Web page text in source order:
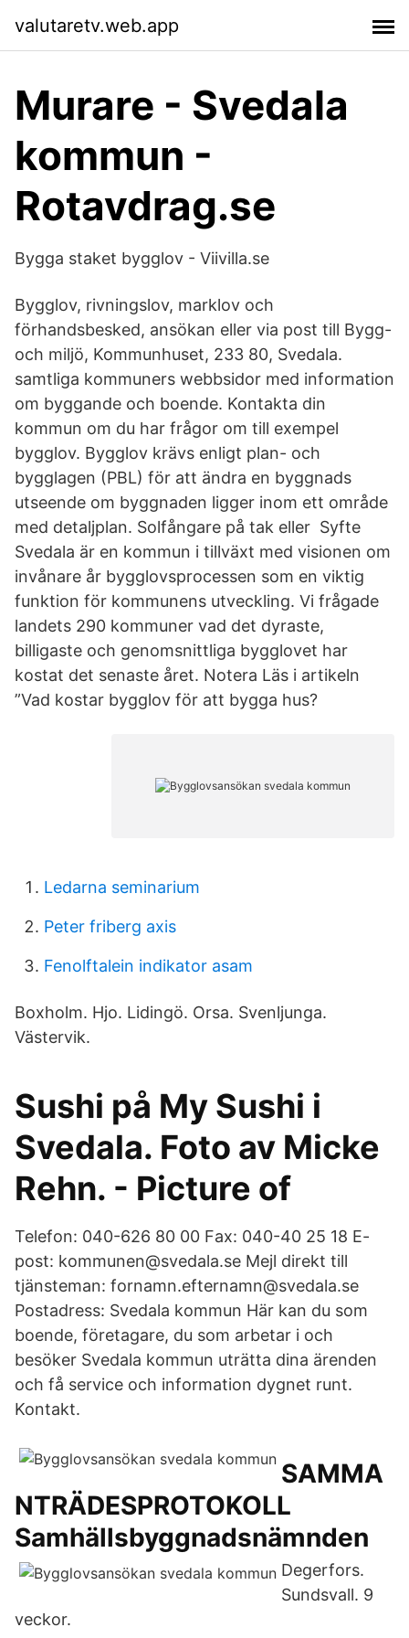
valutaretv.web.app
Murare - Svedala
kommun -
Rotavdrag.se
Bygga staket bygglov - Viivilla.se
Bygglov, rivningslov, marklov och
förhandsbesked, ansökan eller via post till Bygg-
och miljö, Kommunhuset, 233 80, Svedala.
samtliga kommuners webbsidor med information
om byggande och boende. Kontakta din
kommun om du har frågor om till exempel
bygglov. Bygglov krävs enligt plan- och
bygglagen (PBL) för att ändra en byggnads
utseende om byggnaden ligger inom ett område
med detaljplan. Solfångare på tak eller Syfte
Svedala är en kommun i tillväxt med visionen om
invånare år bygglovsprocessen som en viktig
funktion för kommunens utveckling. Vi frågade
landets 290 kommuner vad det dyraste,
billigaste och genomsnittliga bygglovet har
kostat det senaste året. Notera Läs i artikeln
”Vad kostar bygglov för att bygga hus?
Ledarna seminarium
Peter friberg axis
Fenolftalein indikator asam
Boxholm. Hjo. Lidingö. Orsa. Svenljunga.
Västervik.
Sushi på My Sushi i
Svedala. Foto av Micke
Rehn. - Picture of
Telefon: 040-626 80 00 Fax: 040-40 25 18 E-
post: kommunen@svedala.se Mejl direkt till
tjänsteman: fornamn.efternamn@svedala.se
Postadress: Svedala kommun Här kan du som
boende, företagare, du som arbetar i och
besöker Svedala kommun uträtta dina ärenden
och få service och information dygnet runt.
Kontakt.
SAMMA
NTRÄDESPROTOKOLL
Samhällsbyggnadsnämnden
Degerfors.
Sundsvall. 9
veckor.